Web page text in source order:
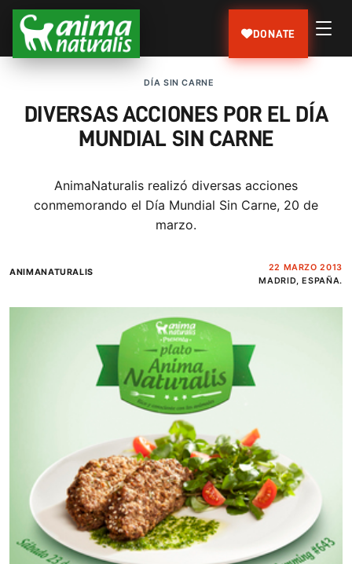
DONATE
DÍA SIN CARNE
DIVERSAS ACCIONES POR EL DÍA
MUNDIAL SIN CARNE
AnimaNaturalis realizó diversas acciones
conmemorando el Día Mundial Sin Carne, 20 de
marzo.
ANIMANATURALIS
22 MARZO 2013
MADRID, ESPAÑA.